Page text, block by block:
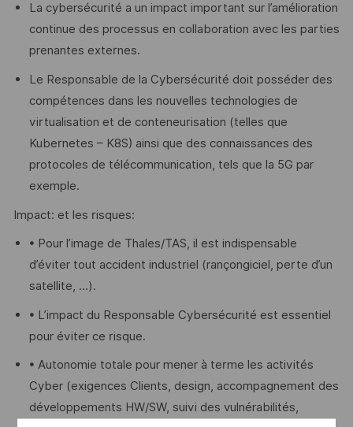
La cybersécurité a un impact important sur l’amélioration
continue des processus en collaboration avec les parties
prenantes externes.
Le Responsable de la Cybersécurité doit posséder des
compétences dans les nouvelles technologies de
virtualisation et de conteneurisation (telles que
Kubernetes – K8S) ainsi que des connaissances des
protocoles de télécommunication, tels que la 5G par
exemple.
Impact: et les risques:
• Pour l’image de Thales/TAS, il est indispensable
d’éviter tout accident industriel (rançongiciel, perte d’un
satellite, ...).
• L’impact du Responsable Cybersécurité est essentiel
pour éviter ce risque.
• Autonomie totale pour mener à terme les activités
Cyber (exigences Clients, design, accompagnement des
développements HW/SW, suivi des vulnérabilités,